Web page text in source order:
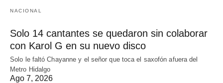
NACIONAL
Solo 14 cantantes se quedaron sin colaborar
con Karol G en su nuevo disco
Solo le faltó Chayanne y el señor que toca el saxofón afuera del
Metro Hidalgo
Ago 7, 2026